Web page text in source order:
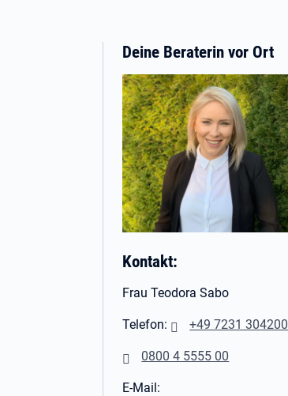
Deine Beraterin vor Ort
Kontakt:
Frau Teodora Sabo
Telefon: +49 7231 304200
0800 4 5555 00
E-Mail: